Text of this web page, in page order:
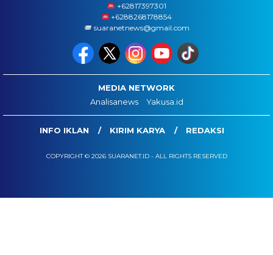
‪+62817397301
+6288268178854
suaranetnews@gmail.com
MEDIA NETWORK
Analisanews
Yakusa.id
INFO IKLAN KIRIM KARYA REDAKSI
COPYRIGHT © 2026 SUARANET.ID - ALL RIGHTS RESERVED